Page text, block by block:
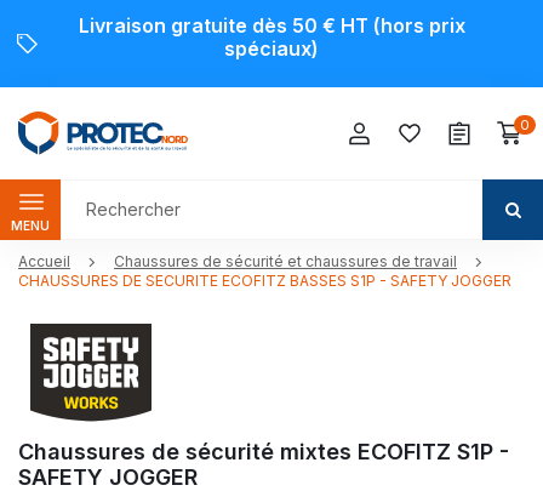
Livraison gratuite dès 50 € HT (hors prix
spéciaux)
0
MENU
Accueil
Chaussures de sécurité et chaussures de travail
CHAUSSURES DE SECURITE ECOFITZ BASSES S1P - SAFETY JOGGER
Chaussures de sécurité mixtes ECOFITZ S1P -
SAFETY JOGGER